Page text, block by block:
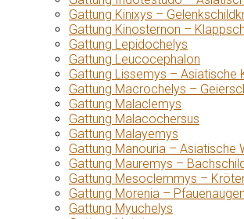
Gattung Kinixys –
Gattung Kinosternon –
Gattung Lepidochelys
Gattung Leucocephalon
Gattung Lissemys – Asiatische
Gattung Macrochelys –
Gattung Malaclemys
Gattung Malacochersus
Gattung Malayemys
Gattung Manouria – Asiatische
Gattung Mauremys –
Gattung Mesoclemmys –
Gattung Morenia –
Gattung Myuchelys